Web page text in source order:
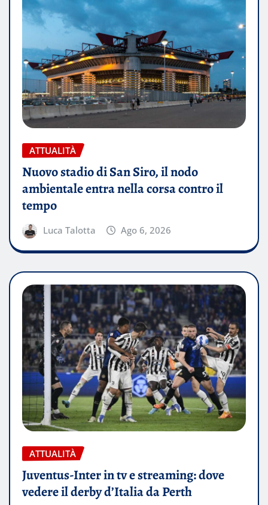
ATTUALITÀ
Nuovo stadio di San Siro, il nodo
ambientale entra nella corsa contro il
tempo
Luca Talotta Ago 6, 2026
ATTUALITÀ
Juventus-Inter in tv e streaming: dove
vedere il derby d’Italia da Perth